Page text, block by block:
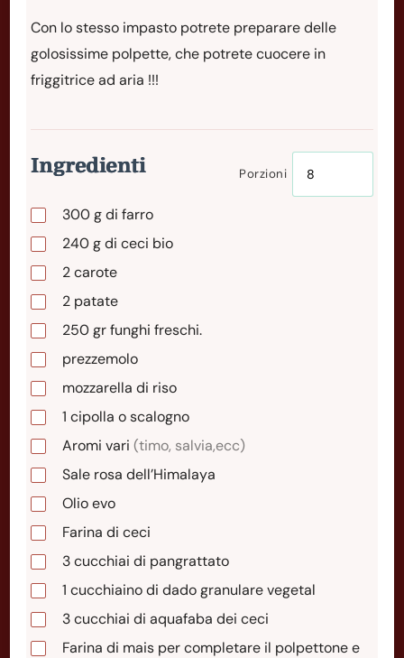
Con lo stesso impasto potrete preparare delle
golosissime polpette, che potrete cuocere in
friggitrice ad aria !!!
Ingredienti Porzioni
300gdi farro
240gdi ceci bio
2carote
2 patate
250grfunghi freschi.
prezzemolo
mozzarella di riso
1 cipolla o scalogno
Aromi vari (timo, salvia,ecc)
Sale rosa dell’Himalaya
Olio evo
Farina di ceci
3cucchiai di pangrattato
1 cucchiainodi dado granulare vegetal
3cucchiai di aquafaba dei ceci
Farina di mais per completare il polpettone e